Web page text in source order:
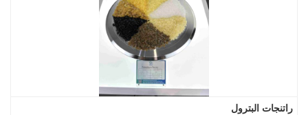
راتنجات البترول